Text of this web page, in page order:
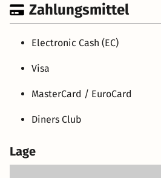
Zahlungsmittel
Electronic Cash (EC)
Visa
MasterCard / EuroCard
Diners Club
Lage